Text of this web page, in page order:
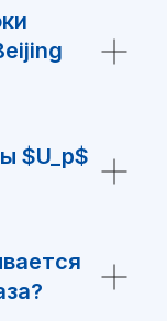
$U_p$